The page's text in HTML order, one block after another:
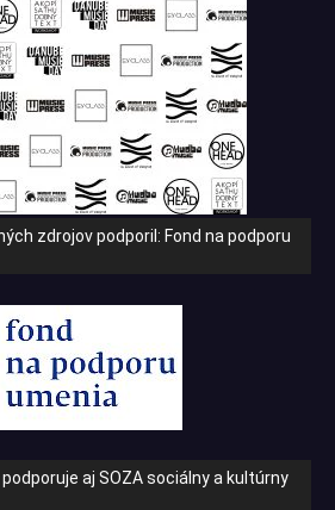
zdrojov podporil: Fond na podporu
aj SOZA sociálny a kultúrny